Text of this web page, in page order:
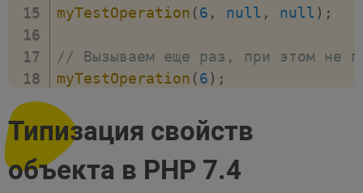
myTestOperation (6 , null , null ) ;
// Вызываем еще раз, при этом не
myTestOperation (6) ;
Типизация свойств
объекта в PHP 7.4